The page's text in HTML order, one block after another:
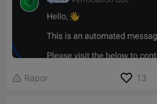
 Rapor 13